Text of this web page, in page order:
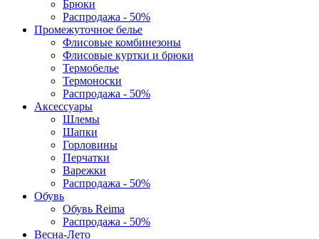
Брюки
Распродажа - 50%
Промежуточное белье
Флисовые комбинезоны
Флисовые куртки и брюки
Термобелье
Термоноски
Распродажа - 50%
Аксессуары
Шлемы
Шапки
Горловины
Перчатки
Варежки
Распродажа - 50%
Обувь
Обувь Reima
Распродажа - 50%
Весна-Лето